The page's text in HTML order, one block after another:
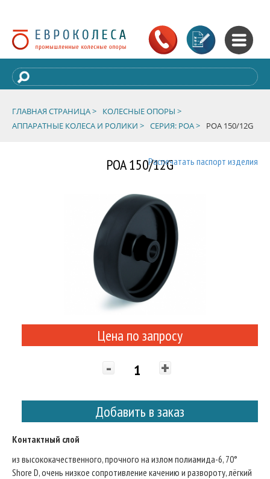
ГЛАВНАЯ СТРАНИЦА >
КОЛЕСНЫЕ ОПОРЫ >
АППАРАТНЫЕ КОЛЕСА И РОЛИКИ > СЕРИЯ: POA > POA 150/12G
POA 150/12GРаспечатать паспорт изделия
Цена по запросу
- +
Добавить в заказ
Контактный слой
из высококачественного, прочного на излом полиамида-6, 70°
Shore D, очень низкое сопротивление качению и развороту, лёгкий